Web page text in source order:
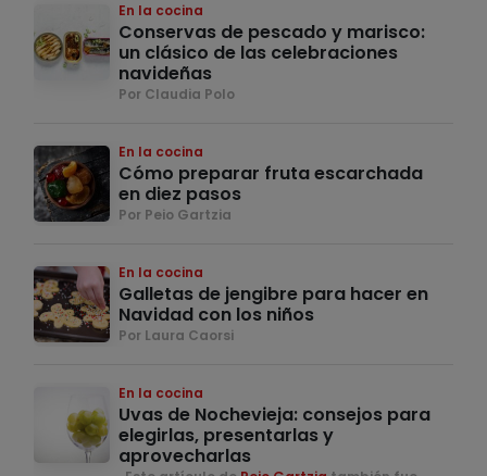
En la cocina
Conservas de pescado y marisco:
un clásico de las celebraciones
navideñas
Por Claudia Polo
En la cocina
Cómo preparar fruta escarchada
en diez pasos
Por Peio Gartzia
En la cocina
Galletas de jengibre para hacer en
Navidad con los niños
Por Laura Caorsi
En la cocina
Uvas de Nochevieja: consejos para
elegirlas, presentarlas y
aprovecharlas